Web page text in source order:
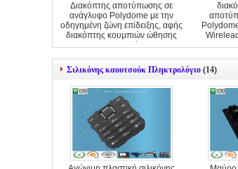
Διακόπτης αποτύπωσης σε
ανάγλυφο Polydome με την
οδηγημένη ζώνη επίδειξης, αφής
διακόπτης κουμπιών ώθησης
μεμβρανών
Σιλικόνης καουτσούκ Πληκτρολόγιο (14)